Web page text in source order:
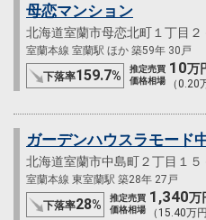
母恋マンション
北海道室蘭市母恋北町１丁目２
室蘭本線 室蘭駅 ほか 築59年 30戸
下落率159.7%
推定売買
価格相場
10万
（0.20
ガーデンハウスラモード
北海道室蘭市中島町２丁目１５
室蘭本線 東室蘭駅 築28年 27戸
下落率28%
推定売買
価格相場
1,340万
（15.40万